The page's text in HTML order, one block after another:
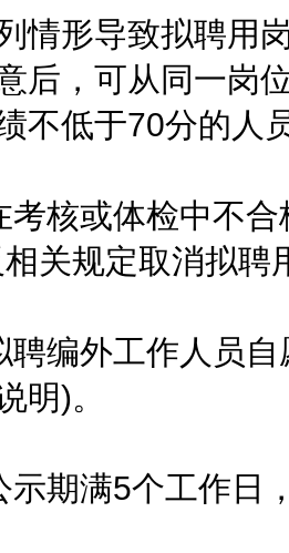
形导致拟聘用岗
后，可从同一岗
不低于70分的人
或体检中不合
关规定取消拟聘
外工作人员自
明)。
满5个工作日，